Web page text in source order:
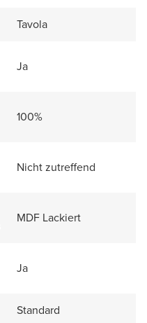
Tavola
Ja
100%
Nicht zutreffend
MDF Lackiert
Ja
Standard